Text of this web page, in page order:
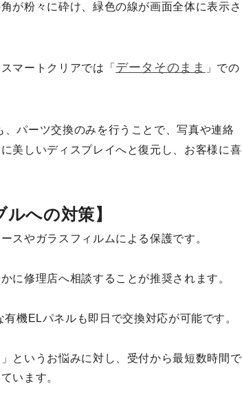
が粉々に砕け、緑色の線が画面全体に表示さ
マートクリアでは「 データそのまま 」での
、パーツ交換のみを行うことで、写真や連絡
美しいディスプレイへと復元し、お客様に喜
への対策】
スやガラスフィルムによる保護です。
に修理店へ相談することが推奨されます。
機ELパネルも即日で交換対応が可能です。
というお悩みに対し、受付から最短数時間で
います。